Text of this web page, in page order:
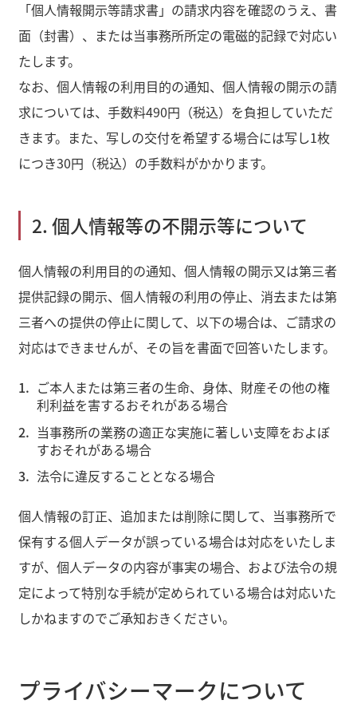
「個人情報開示等請求書」の請求内容を確認のうえ、書
面（封書）、または当事務所所定の電磁的記録で対応い
たします。
なお、個人情報の利用目的の通知、個人情報の開示の請
求については、手数料490円（税込）を負担していただ
きます。また、写しの交付を希望する場合には写し1枚
につき30円（税込）の手数料がかかります。
2. 個人情報等の不開示等について
個人情報の利用目的の通知、個人情報の開示又は第三者
提供記録の開示、個人情報の利用の停止、消去または第
三者への提供の停止に関して、以下の場合は、ご請求の
対応はできませんが、その旨を書面で回答いたします。
ご本人または第三者の生命、身体、財産その他の権
利利益を害するおそれがある場合
当事務所の業務の適正な実施に著しい支障をおよぼ
すおそれがある場合
法令に違反することとなる場合
個人情報の訂正、追加または削除に関して、当事務所で
保有する個人データが誤っている場合は対応をいたしま
すが、個人データの内容が事実の場合、および法令の規
定によって特別な手続が定められている場合は対応いた
しかねますのでご承知おきください。
プライバシーマークについて